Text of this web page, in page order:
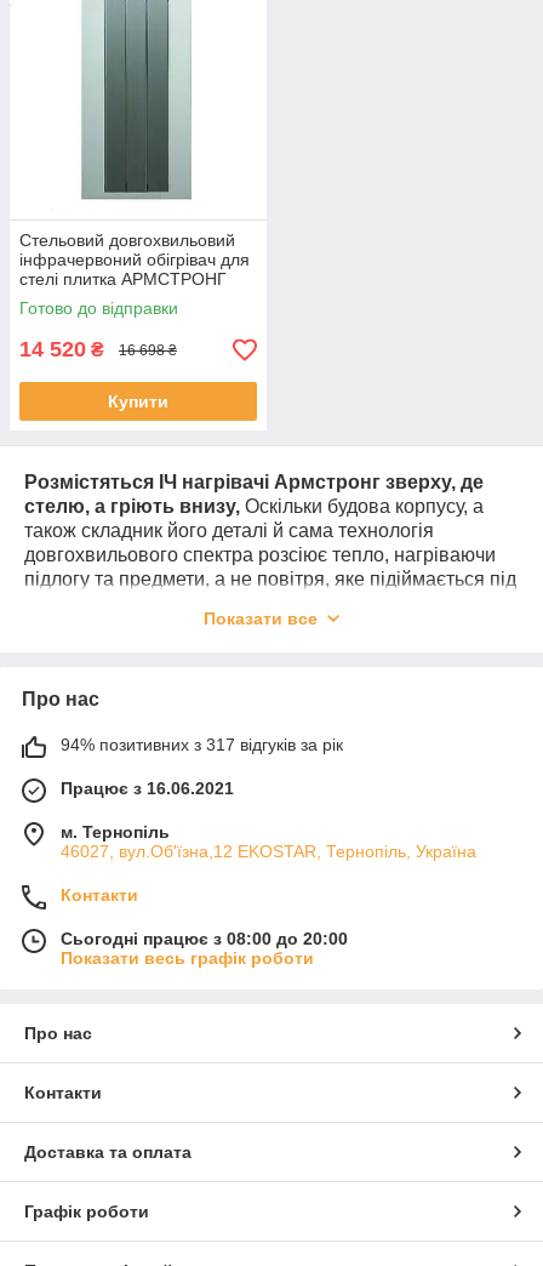
Стельовий довгохвильовий
інфрачервоний обігрівач для
стелі плитка АРМСТРОНГ
EKOSTAR А3000
Готово до відправки
14 520 ₴ 16 698 ₴
Купити
Розмістяться ІЧ нагрівачі Армстронг зверху, де
стелю, а гріють внизу, Оскільки будова корпусу, а
також складник його деталі й сама технологія
довгохвильового спектра розсіює тепло, нагріваючи
підлогу та предмети, а не повітря, яке підіймається під
матеріалів, що забезпечує довгий термін експлуатації
Використовуються
опалення у всіх приміщеннях, де є стелі підвісної
системи «АРМСТРОНГ»: офіси, концертні зали,
магазини, кабінети, виставкові павільйони, торгові
центри, склади, лікарні, університети, школи, дитячі
сади.
Показати все
Про нас
94% позитивних з 317 відгуків за рік
Працює з 16.06.2021
м. Тернопіль
46027, вул.Об'їзна,12 EKOSTAR, Тернопіль, Україна
Контакти
Сьогодні працює з 08:00 до 20:00
Показати весь графік роботи
Про нас
Контакти
Доставка та оплата
Графік роботи